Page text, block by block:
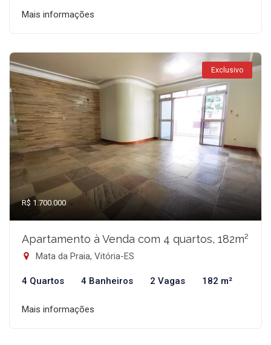
Mais informações
Exclusivo
R$ 1.700.000
Apartamento à Venda com 4 quartos, 182m²
Mata da Praia, Vitória-ES
4 Quartos 4 Banheiros 2 Vagas 182 m²
Mais informações